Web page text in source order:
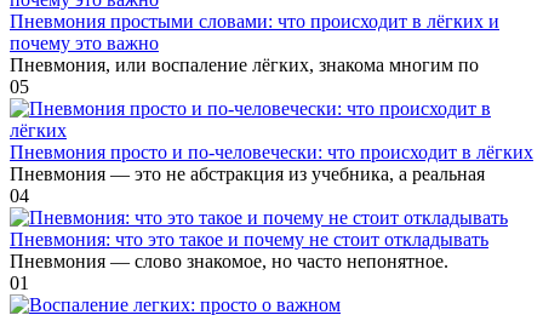
Пневмония простыми словами: что происходит в лёгких и
почему это важно
Пневмония, или воспаление лёгких, знакома многим по
05
Пневмония просто и по‑человечески: что происходит в лёгких
Пневмония — это не абстракция из учебника, а реальная
04
Пневмония: что это такое и почему не стоит откладывать
Пневмония — слово знакомое, но часто непонятное.
01